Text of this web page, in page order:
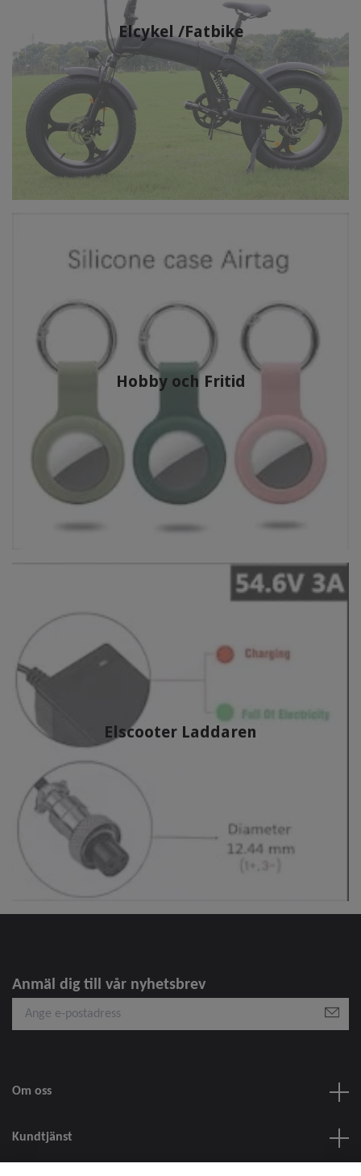
Elcykel /Fatbike
Hobby och Fritid
Elscooter Laddaren
Anmäl dig till vår nyhetsbrev
Om oss
Kundtjänst